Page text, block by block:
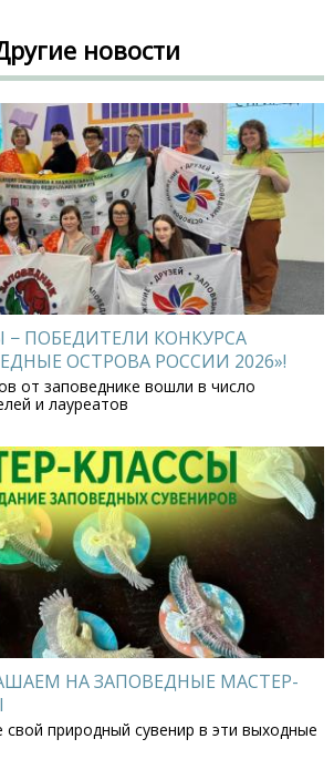
новости
− ПОБЕДИТЕЛИ КОНКУРСА
ОСТРОВА РОССИИ 2026»!
от заповеднике вошли в число
и лауреатов
НА ЗАПОВЕДНЫЕ МАСТЕР-
свой природный сувенир в эти выходные